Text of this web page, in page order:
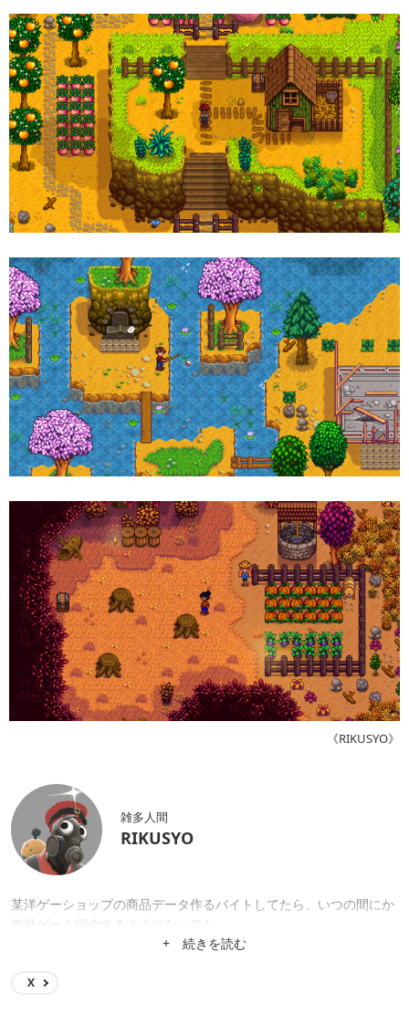
《RIKUSYO》
雑多人間
RIKUSYO
某洋ゲーショップの商品データ作るバイトしてたら、いつの間にか
海外ゲーム紹介するようになってた。
+ 続きを読む
X